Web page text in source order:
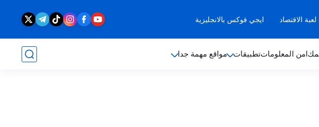
لعبة الاقتصاد ايجي فوكس بالانجليزية
امن المعلوماتتطبيقات مواقع مهمة جدا